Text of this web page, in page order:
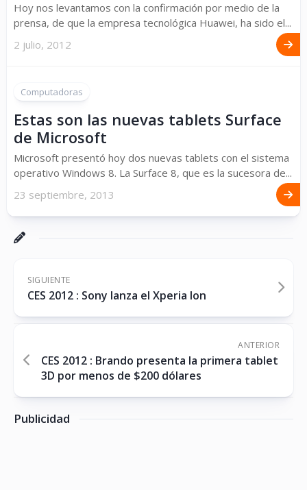
Hoy nos levantamos con la confirmación por medio de la
prensa, de que la empresa tecnológica Huawei, ha sido el...
2 julio, 2012
Computadoras
Estas son las nuevas tablets Surface
de Microsoft
Microsoft presentó hoy dos nuevas tablets con el sistema
operativo Windows 8. La Surface 8, que es la sucesora de...
23 septiembre, 2013
SIGUIENTE
CES 2012 : Sony lanza el Xperia Ion
ANTERIOR
CES 2012 : Brando presenta la primera tablet
3D por menos de $200 dólares
Publicidad